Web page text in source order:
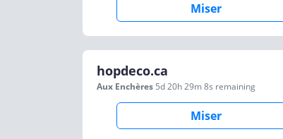
Miser
hopdeco.ca
Aux Enchères 5d 20h 29m 8s remaining
Miser